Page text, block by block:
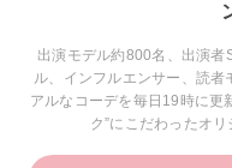
出演モデル約800名、出演
ル、インフルエンサー、読者
アルなコーデを毎日19時に更
ク”にこだわったオ